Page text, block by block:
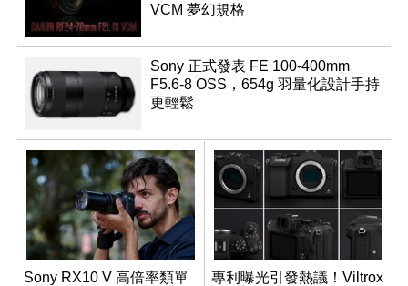
VCM 夢幻規格
Sony 正式發表 FE 100-400mm
F5.6-8 OSS，654g 羽量化設計手持
更輕鬆
Sony RX10 V 高倍率類單
專利曝光引發熱議！Viltrox